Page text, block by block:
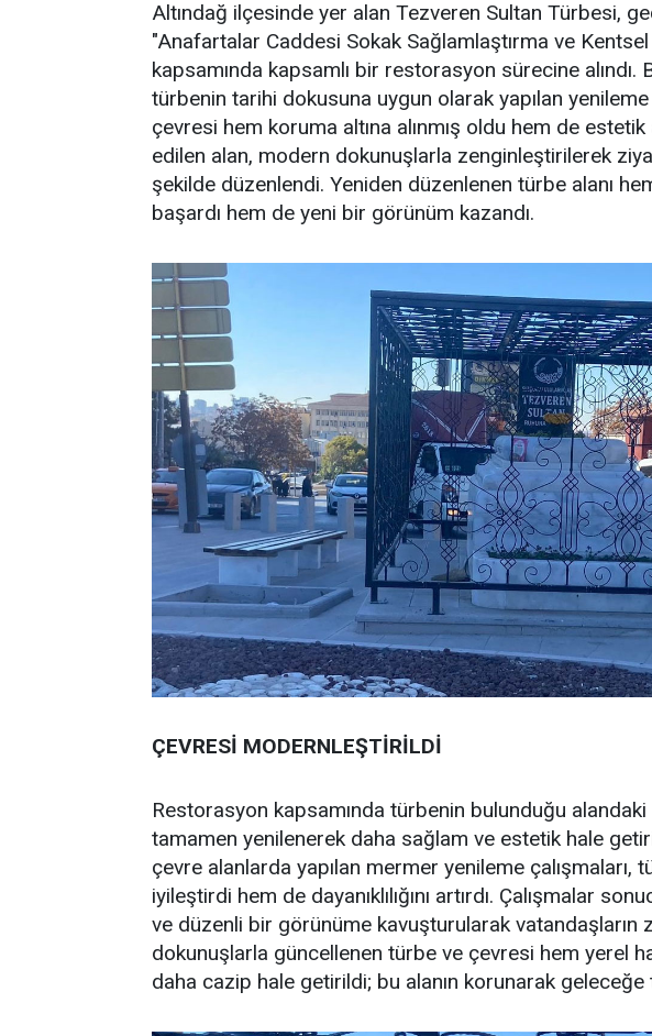
Altındağ ilçesinde yer alan Tezveren Sultan Türbesi,
"Anafartalar Caddesi Sokak Sağlamlaştırma ve
kapsamında kapsamlı bir restorasyon sürecine
türbenin tarihi dokusuna uygun olarak yapılan yenileme
çevresi hem koruma altına alınmış oldu hem de
edilen alan, modern dokunuşlarla zenginleştirilerek
şekilde düzenlendi. Yeniden düzenlenen türbe alanı
başardı hem de yeni bir görünüm kazandı.
ÇEVRESİ MODERNLEŞTİRİLDİ
Restorasyon kapsamında türbenin bulunduğu
tamamen yenilenerek daha sağlam ve estetik hale
çevre alanlarda yapılan mermer yenileme çalışmaları,
iyileştirdi hem de dayanıklılığını artırdı. Çalışmalar
ve düzenli bir görünüme kavuşturularak vatandaşların
dokunuşlarla güncellenen türbe ve çevresi hem yerel
daha cazip hale getirildi; bu alanın korunarak geleceğe